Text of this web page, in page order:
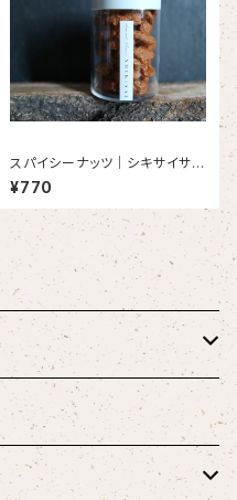
スパイシーナッツ｜シキサイサブ
レ（1個）
¥770